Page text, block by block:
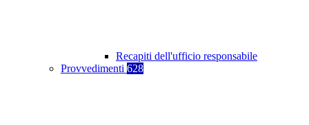
Recapiti dell'ufficio responsabile
Provvedimenti 628